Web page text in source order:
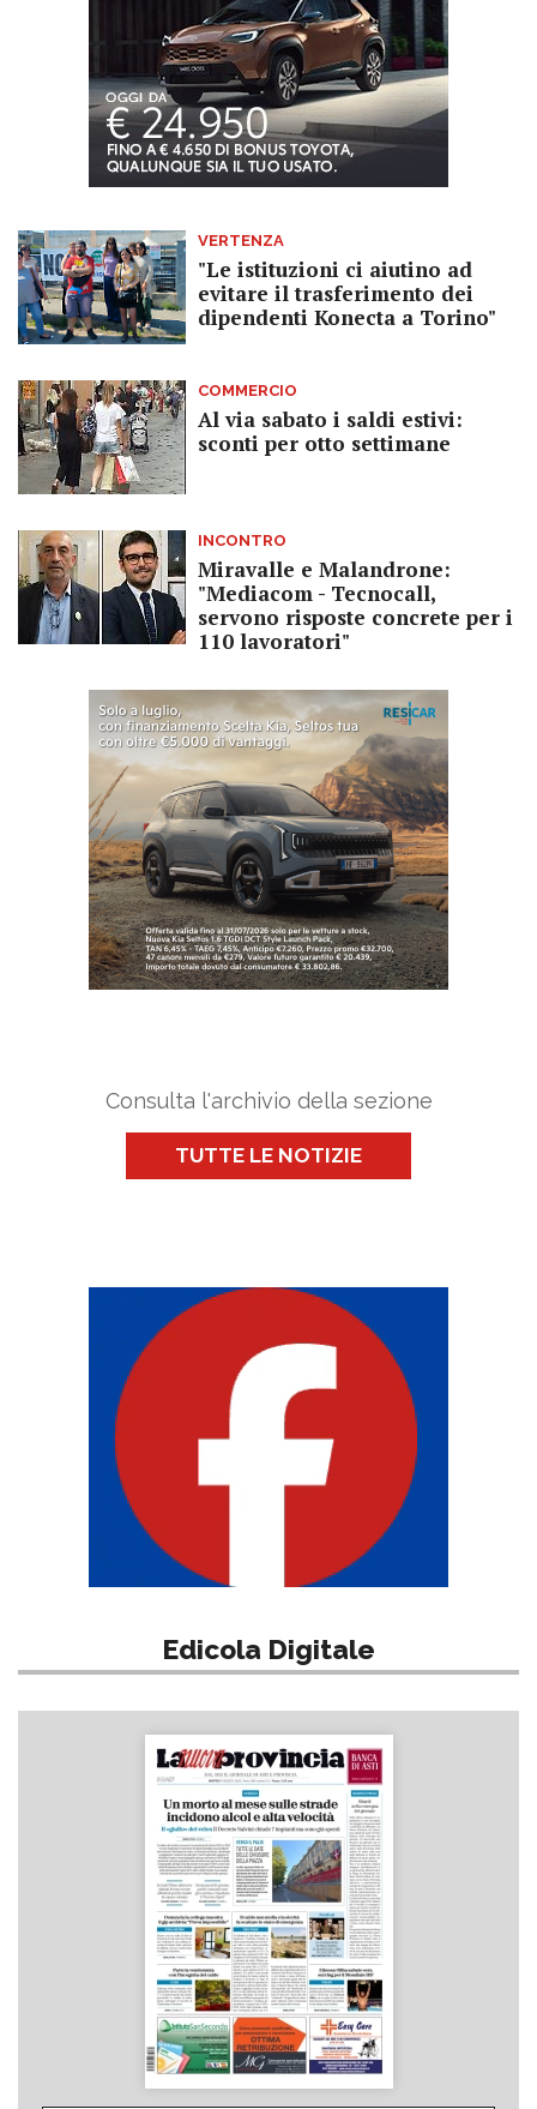
VERTENZA
"Le istituzioni ci aiutino ad
evitare il trasferimento dei
dipendenti Konecta a Torino"
COMMERCIO
Al via sabato i saldi estivi:
sconti per otto settimane
INCONTRO
Miravalle e Malandrone:
"Mediacom - Tecnocall,
servono risposte concrete per i
110 lavoratori"
Consulta l'archivio della sezione
TUTTE LE NOTIZIE
Edicola Digitale